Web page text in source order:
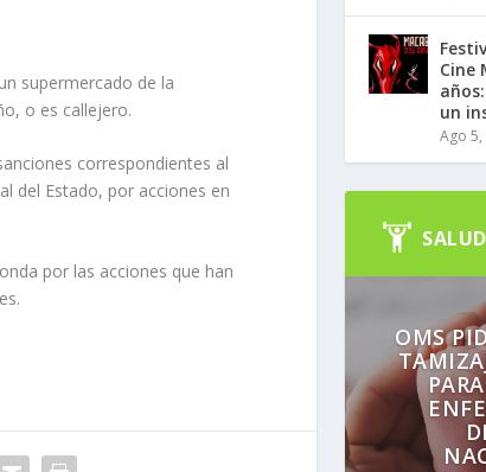
supermercado de la
o es callejero.
correspondientes al
del Estado, por acciones en
por las acciones que han
Cine
un
Ago
SALUD
OMS